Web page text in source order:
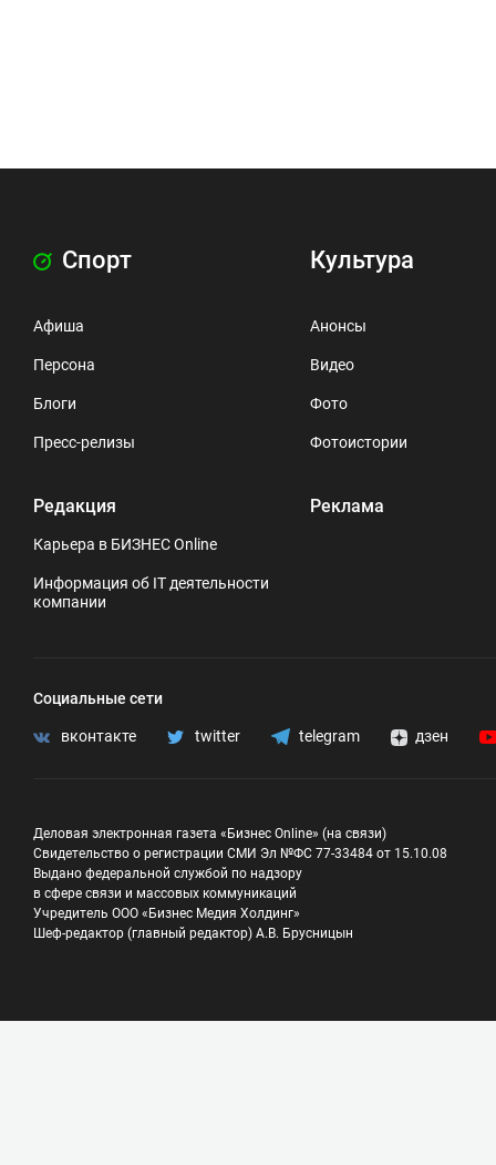
Спорт
Афиша
Персона
Блоги
Пресс-релизы
Редакция
Карьера в БИЗНЕС Online
Информация об IT деятельности
компании
Культура
Анонсы
Видео
Фото
Фотоистории
Реклама
Социальные сети
вконтакте twitter telegram дзен
Деловая электронная газета «Бизнес Online» (на связи)
Свидетельство о регистрации СМИ Эл №ФС 77-33484 от 15.10.08
Выдано федеральной службой по надзору
в сфере связи и массовых коммуникаций
Учредитель ООО «Бизнес Медия Холдинг»
Шеф-редактор (главный редактор) А.В. Брусницын